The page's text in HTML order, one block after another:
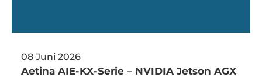
08 Juni 2026
Aetina AIE-KX-Serie – NVIDIA Jetson AGX